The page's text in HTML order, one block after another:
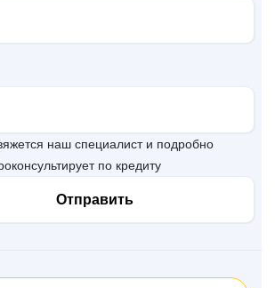
наш специалист и подробно
по кредиту